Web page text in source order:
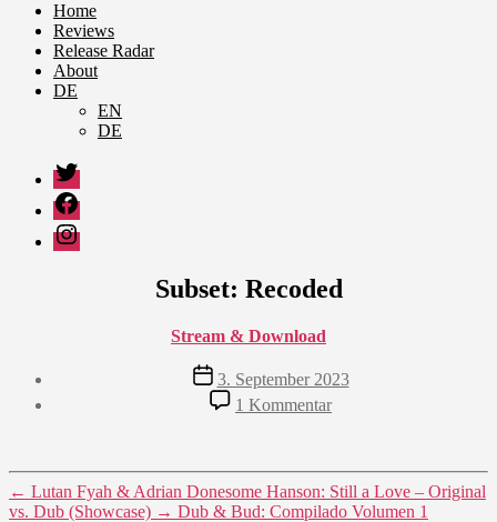
Home
Reviews
Release Radar
About
DE
EN
DE
Twitter
Facebook
Instagram
Subset: Recoded
Stream & Download
Veröffentlichungsdatum
3. September 2023
1 Kommentarzu
Subset:
← Lutan Fyah & Adrian Donesome Hanson: Still a Love – Original
vs. Dub (Showcase) → Dub & Bud: Compilado Volumen 1